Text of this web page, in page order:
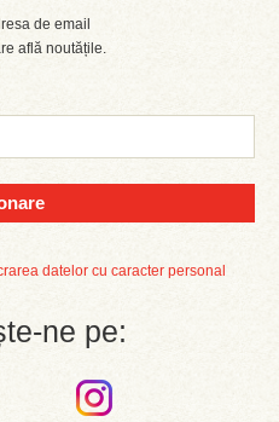
de email
află noutățile.
datelor cu caracter personal
ne pe: